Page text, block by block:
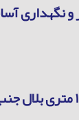
و نگهداری